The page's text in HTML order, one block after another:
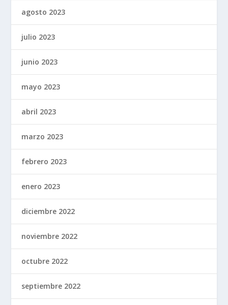
agosto 2023
julio 2023
junio 2023
mayo 2023
abril 2023
marzo 2023
febrero 2023
enero 2023
diciembre 2022
noviembre 2022
octubre 2022
septiembre 2022